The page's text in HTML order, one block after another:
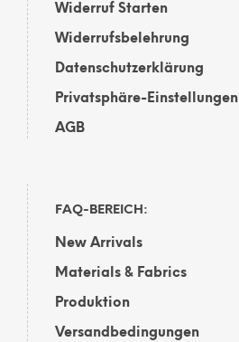
Widerruf Starten
Widerrufsbelehrung
Datenschutzerklärung
Privatsphäre-Einstellungen
AGB
FAQ-BEREICH:
New Arrivals
Materials & Fabrics
Produktion
Versandbedingungen